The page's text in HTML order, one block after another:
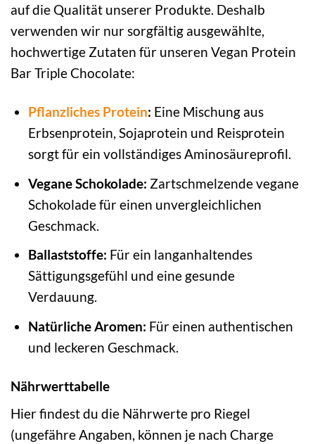
auf die Qualität unserer Produkte. Deshalb
verwenden wir nur sorgfältig ausgewählte,
hochwertige Zutaten für unseren Vegan Protein
Bar Triple Chocolate:
Pflanzliches Protein: Eine Mischung aus
Erbsenprotein, Sojaprotein und Reisprotein
sorgt für ein vollständiges Aminosäureprofil.
Vegane Schokolade: Zartschmelzende vegane
Schokolade für einen unvergleichlichen
Geschmack.
Ballaststoffe: Für ein langanhaltendes
Sättigungsgefühl und eine gesunde
Verdauung.
Natürliche Aromen: Für einen authentischen
und leckeren Geschmack.
Nährwerttabelle
Hier findest du die Nährwerte pro Riegel
(ungefähre Angaben, können je nach Charge